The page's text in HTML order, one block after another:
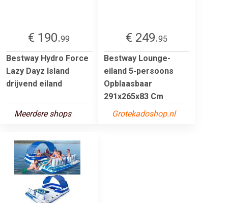
€ 190.99
Bestway Hydro Force
Lazy Dayz Island
drijvend eiland
Meerdere shops
€ 249.95
Bestway Lounge-
eiland 5-persoons
Opblaasbaar
291x265x83 Cm
Grotekadoshop.nl